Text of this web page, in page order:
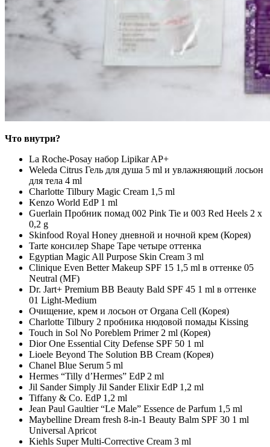
Что внутри?
La Roche-Posay набор Lipikar AP+
Weleda Citrus Гель для душа 5 ml и увлажняющий лосьон
для тела 4 ml
Charlotte Tilbury Magic Cream 1,5 ml
Kenzo World EdP 1 ml
Guerlain Пробник помад 002 Pink Tie и 003 Red Heels 2 x
0,2 g
Skinfood Royal Honey дневной и ночной крем (Корея)
Tarte консилер Shape Tape четыре оттенка
Egyptian Magic All Purpose Skin Cream 3 ml
Clinique Even Better Makeup SPF 15 1,5 ml в оттенке 05
Neutral (MF)
Dr. Jart+ Premium BB Beauty Bald SPF 45 1 ml в оттенке
01 Light-Medium
Очищение, крем и лосьон от Organa Cell (Корея)
Charlotte Tilbury 2 пробника нюдовой помады Kissing
Touch in Sol No Poreblem Primer 2 ml (Корея)
Dior One Essential City Defense SPF 50 1 ml
Lioele Beyond The Solution BB Cream (Корея)
Chanel Blue Serum 5 ml
Hermes “Tilly d’Hermes” EdP 2 ml
Jil Sander Simply Jil Sander Elixir EdP 1,2 ml
Tiffany & Co. EdP 1,2 ml
Jean Paul Gaultier “Le Male” Essence de Parfum 1,5 ml
Maybelline Dream fresh 8-in-1 Beauty Balm SPF 30 1 ml
Universal Apricot
Kiehls Super Multi-Corrective Cream 3 ml